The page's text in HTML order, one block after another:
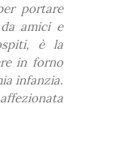
portare
amici e
è la
in forno
infanzia.
❅
❅